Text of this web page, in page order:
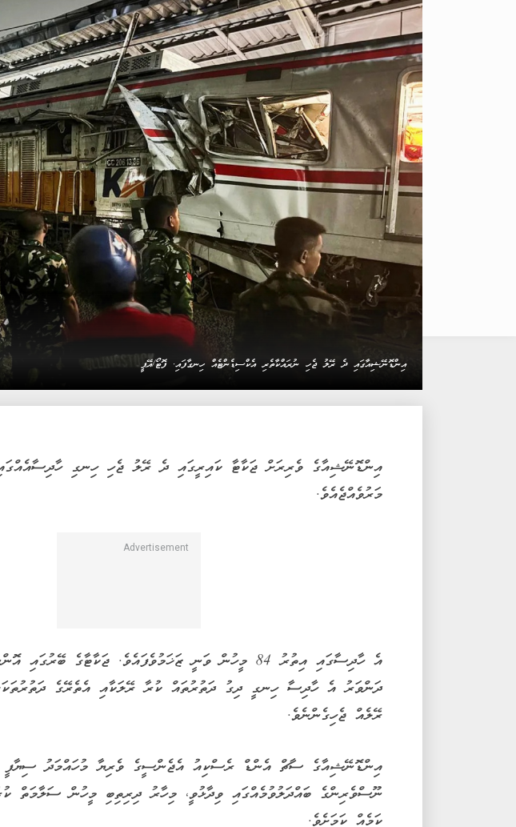
އިންޑޮނޭޝިއާގައި ދެ ރޭލު ޖެހި ނުރައްކާތެރި އެކްސިޑެންޓެއް ހިނގާފައި. ފޮޓޯ/އޭޕީ
މަރުވެއްޖެއެވެ.
އެ ހާދިސާގައި އިތުރު 84 މީހުން ވަނީ ޒަޚަމުވެފައެވެ. ޖަކާޓާގެ
ދަންވަރު އެ ހާދިސާ ހިނގީ ދިގު ދަތުރުތައް ކުރާ ރޭލަކާއި އެތެރޭގެ
ރޭލެއް ޖެހިގެންނެވެ.
އިންޑޮނޭޝިއާގެ ސާޗް އެންޑް ރެސްކިއު އެޖެންސީގެ ވެރިޔާ މުހައްމަދު ސިޔާފީ
ނޫސްވެރިންގެ ބައްދަލުވުމެއްގައި ވިދާޅުވީ، މިހާރު ދިރިތިބި މީހުން ސަލާމަތް
ކަމެއް ކަމަށެވެ.